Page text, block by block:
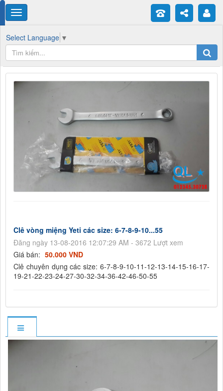
Select Language ▼
Clê vòng miệng Yeti các size: 6-7-8-9-10...55
Đăng ngày 13-08-2016 12:07:29 AM - 3672 Lượt xem
Giá bán: 50.000 VND
Clê chuyên dụng các size: 6-7-8-9-10-11-12-13-14-15-16-17-
19-21-22-23-24-27-30-32-34-36-42-46-50-55